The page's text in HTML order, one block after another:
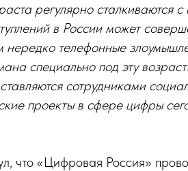
регулярно
в России может
нередко телефонные
специально под эту
сотрудниками
проекты в сфере цифры
что «Цифровая Россия»